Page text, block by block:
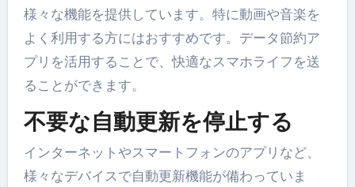
様々な機能を提供しています。特に動画や音楽を
よく利用する方にはおすすめです。データ節約ア
プリを活用することで、快適なスマホライフを送
ることができます。
不要な自動更新を停止する
インターネットやスマートフォンのアプリなど、
様々なデバイスで自動更新機能が備わっていま